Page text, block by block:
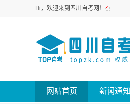
Hi，欢迎来到四川自考网！
网站首页 新闻通知